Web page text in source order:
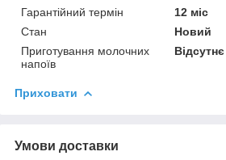
Гарантійний термін
12 міс
Стан
Новий
Приготування молочних
напоїв
Відсутнє
Приховати
Умови доставки